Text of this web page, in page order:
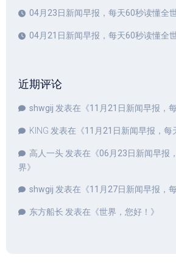
04月23日新闻早报，每天60秒读懂全
04月21日新闻早报，每天60秒读懂全
近期评论
shwgij 发表在《11月21日新闻早报，
KING 发表在《11月21日新闻早报，每
高人一头发表在《06月23日新闻早报
界》
shwgij 发表在《11月27日新闻早报，
东方船长 发表在《世界，您好！ 》